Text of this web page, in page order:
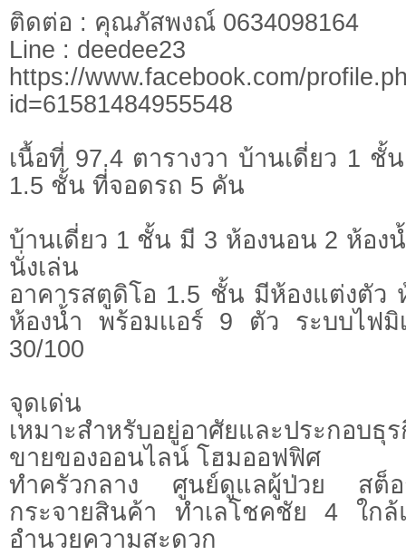
ติดต่อ : คุณภัสพงณ์ 0634098164
Line : deedee23
https://www.facebook.com/
id=61581484955548
เนื้อที่ 97.4 ตารางวา บ้านเดี่ยว 1 ชั้
1.5 ชั้น ที่จอดรถ 5 คัน
บ้านเดี่ยว 1 ชั้น มี 3 ห้องนอน 2 ห้อง
นั่งเล่น
อาคารสตูดิโอ 1.5 ชั้น มีห้องแต่งตัว
ห้องน้ำ พร้อมเเอร์ 9 ตัว ระบบไฟ
30/100
จุดเด่น
เหมาะสำหรับอยู่อาศัยและประกอ
ขายของออนไลน์ โฮมออฟฟิศ
ทำครัวกลาง ศูนย์ดูแลผู้ป่วย สต็
กระจายสินค้า ทำเลโชคชัย 4 ใกล้
อำนวยความสะดวก